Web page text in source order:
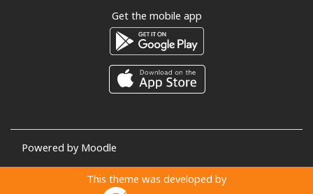
Get the mobile app
Powered byMoodle
This theme was developed by